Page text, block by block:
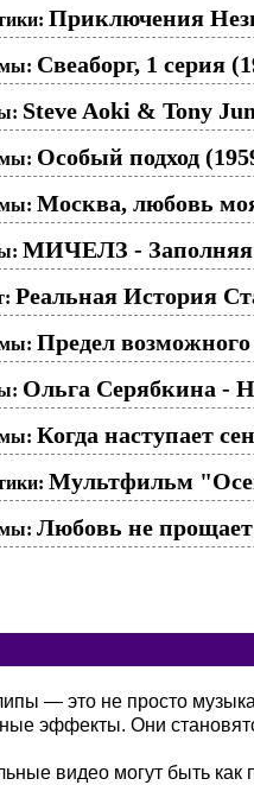
Приключения
Свеаборг, 1 серия
Steve Aoki & Tony
Особый подход
Москва, любовь
МИЧЕЛЗ - Заполняя
Реальная История
Предел возможного
Ольга Серябкина -
Когда наступает
Мультфильм
Любовь не прощает
— это не просто
эффекты. Они
видео могут быть как